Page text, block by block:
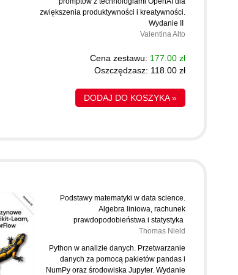
zwiększenia produktywności i kreatywności.
Wydanie II
Valentina Alto
Cena zestawu: 177.00 zł
Oszczędzasz: 118.00 zł
DODAJ DO KOSZYKA »
Podstawy matematyki w data science.
Algebra liniowa, rachunek
prawdopodobieństwa i statystyka
Thomas Nield
Python w analizie danych. Przetwarzanie
danych za pomocą pakietów pandas i
NumPy oraz środowiska Jupyter. Wydanie